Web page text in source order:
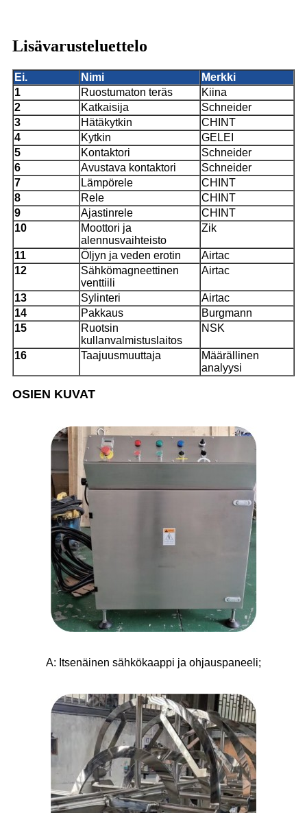
Lisävarusteluettelo
Ei. Nimi
Merkki
1
Ruostumaton teräs
Kiina
2
Katkaisija
Schneider
3
Hätäkytkin
CHINT
4
Kytkin
GELEI
5
Kontaktori
Schneider
6
Avustava kontaktori
Schneider
7
Lämpörele
CHINT
8
Rele
CHINT
9
Ajastinrele
CHINT
10
Moottori ja
alennusvaihteisto
Zik
11 Öljyn ja veden erotin
Airtac
12
Sähkömagneettinen
venttiili
Airtac
13 Sylinteri
Airtac
14
Pakkaus
Burgmann
15
Ruotsin
kullanvalmistuslaitos
NSK
16 Taajuusmuuttaja
Määrällinen
analyysi
OSIEN KUVAT
A: Itsenäinen sähkökaappi ja ohjauspaneeli;